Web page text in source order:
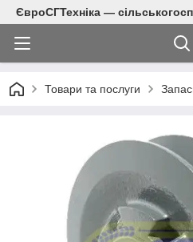
ЄвроСГТехніка —
Товари та послуги